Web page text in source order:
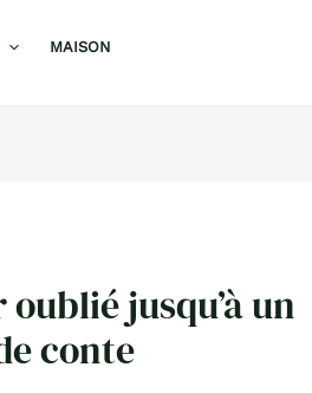
MAISON
jusqu’à un
conte